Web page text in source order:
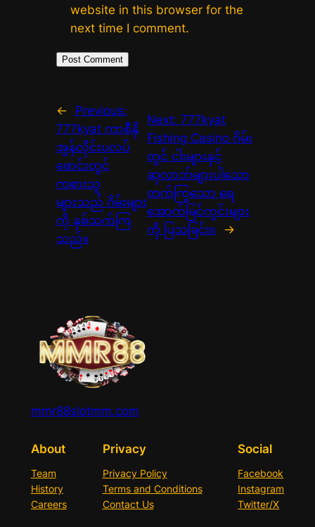
website in this browser for the
next time I comment.
←
Previous:
777kyat ကာစီနို
အွန်လိုင်းပလပ်
ဖောင်းတွင်
ကစားသူ
များသည် ဂိမ်းများ
ကို နှစ်သက်ကြ
သည်။
Next:777kyat
Fishing Casino ဂိမ်း
တွင် ငါးများနှင့်
ဆုလာဘ်များပါသော
တက်ကြွသော ရေ
အောက်မြင်ကွင်းများ
ကို ပြသခြင်း။
→
mmr88slotmm.com
About
Team
History
Careers
Privacy
Privacy Policy
Terms and Conditions
Contact Us
Social
Facebook
Instagram
Twitter/X